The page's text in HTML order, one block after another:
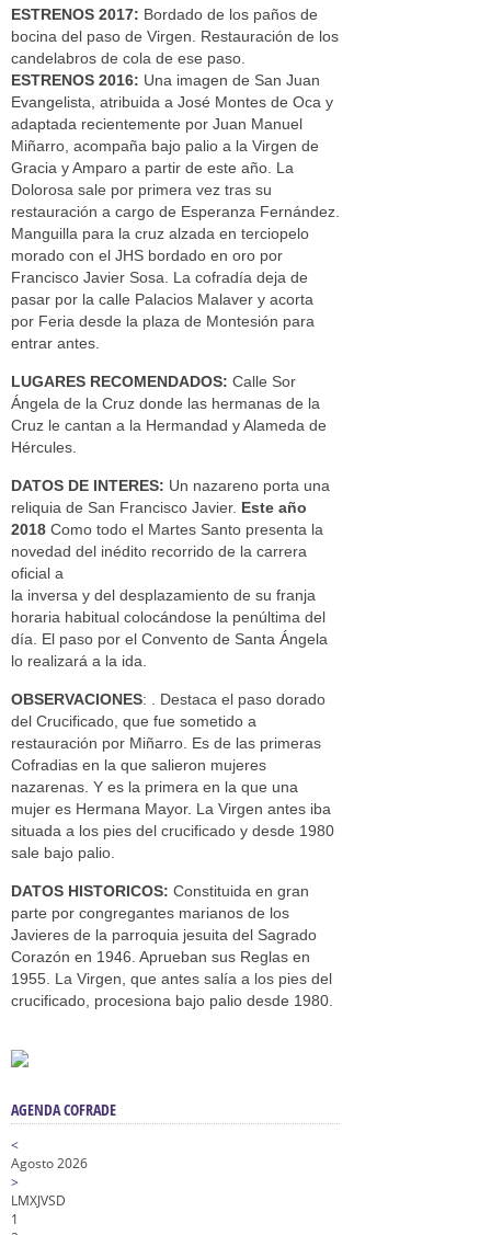
ESTRENOS 2017: Bordado de los paños de
bocina del paso de Virgen. Restauración de los
candelabros de cola de ese paso.
ESTRENOS 2016: Una imagen de San Juan
Evangelista, atribuida a José Montes de Oca y
adaptada recientemente por Juan Manuel
Miñarro, acompaña bajo palio a la Virgen de
Gracia y Amparo a partir de este año. La
Dolorosa sale por primera vez tras su
restauración a cargo de Esperanza Fernández.
Manguilla para la cruz alzada en terciopelo
morado con el JHS bordado en oro por
Francisco Javier Sosa. La cofradía deja de
pasar por la calle Palacios Malaver y acorta
por Feria desde la plaza de Montesión para
entrar antes.
LUGARES RECOMENDADOS: Calle Sor
Ángela de la Cruz donde las hermanas de la
Cruz le cantan a la Hermandad y Alameda de
Hércules.
DATOS DE INTERES: Un nazareno porta una
reliquia de San Francisco Javier. Este año
2018 Como todo el Martes Santo presenta la
novedad del inédito recorrido de la carrera
oficial a
la inversa y del desplazamiento de su franja
horaria habitual colocándose la penúltima del
día. El paso por el Convento de Santa Ángela
lo realizará a la ida.
OBSERVACIONES: . Destaca el paso dorado
del Crucificado, que fue sometido a
restauración por Miñarro. Es de las primeras
Cofradias en la que salieron mujeres
nazarenas. Y es la primera en la que una
mujer es Hermana Mayor. La Virgen antes iba
situada a los pies del crucificado y desde 1980
sale bajo palio.
DATOS HISTORICOS: Constituida en gran
parte por congregantes marianos de los
Javieres de la parroquia jesuita del Sagrado
Corazón en 1946. Aprueban sus Reglas en
1955. La Virgen, que antes salía a los pies del
crucificado, procesiona bajo palio desde 1980.
AGENDA COFRADE
<
Agosto 2026
>
LMXJVSD
1